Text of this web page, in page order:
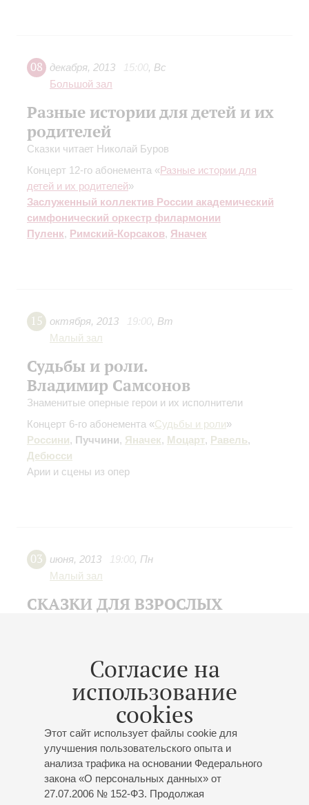
Согласие на
использование
cookies
Этот сайт использует файлы cookie для
улучшения пользовательского опыта и
анализа трафика на основании Федерального
закона «О персональных данных» от
27.07.2006 № 152-ФЗ. Продолжая
08 декабря, 2013 15:00, Вс
Большой зал
Разные истории для детей и их
родителей
Сказки читает Николай Буров
Концерт 12-го абонемента «Разные истории для
детей и их родителей»
Заслуженный коллектив России академический
симфонический оркестр филармонии
Пуленк, Римский-Корсаков, Яначек
15 октября, 2013 19:00, Вт
Малый зал
Судьбы и роли.
Владимир Самсонов
Знаменитые оперные герои и их исполнители
Концерт 6-го абонемента «Судьбы и роли»
Россини, Пуччини, Яначек, Моцарт, Равель,
Дебюсси
Арии и сцены из опер
03 июня, 2013 19:00, Пн
Малый зал
СКАЗКИ ДЛЯ ВЗРОСЛЫХ
Стравинский, Бриттен,Яначек
мая
Большой зал
Николай Луганский.